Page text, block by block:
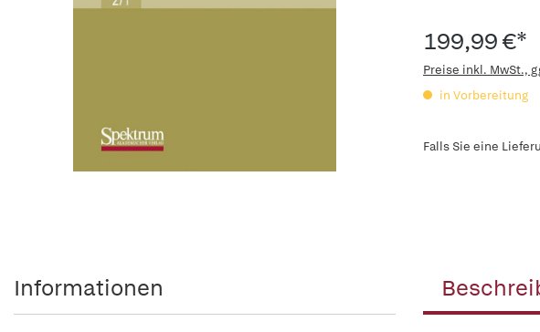
199,99 €*
Preise inkl. MwSt.,
in Vorbereitung
Falls Sie eine
Informationen